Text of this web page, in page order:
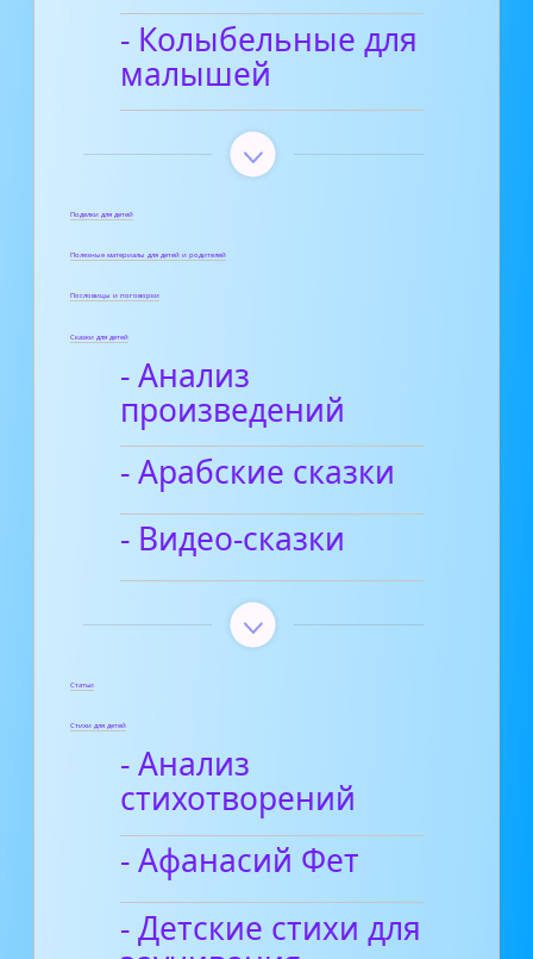
- Колыбельные для
малышей
Поделки для детей
Полезные материалы для детей и родителей
Пословицы и поговорки
Сказки для детей
- Анализ
произведений
- Арабские сказки
- Видео-сказки
Статьи
Стихи для детей
- Анализ
стихотворений
- Афанасий Фет
- Детские стихи для